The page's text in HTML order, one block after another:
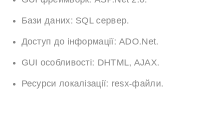
Бази даних: SQL сервер.
Доступ до інформації: ADO.Net.
GUI особливості: DHTML, AJAX.
Ресурси локалізації: resx-файли.